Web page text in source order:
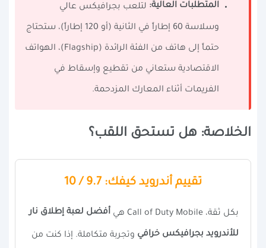
المتطلبات العالية: لتلعب بجرافيكس عالي
وسلاسة 60 إطاراً في الثانية (أو 120 إطاراً)، ستحتاج
حتماً إلى هاتف من الفئة الرائدة (Flagship)، الهواتف
الاقتصادية ستعاني من تقطيع وإسقاط في
الفريمات أثناء المعارك المزدحمة.
الخلاصة: هل تستحق اللقب؟
تقييم أندرويد كيفك: 9.7 / 10
بكل ثقة، Call of Duty Mobile هي أفضل لعبة إطلاق نار
للأندرويد بجرافيكس خرافي وتجربة متكاملة. إذا كنت من